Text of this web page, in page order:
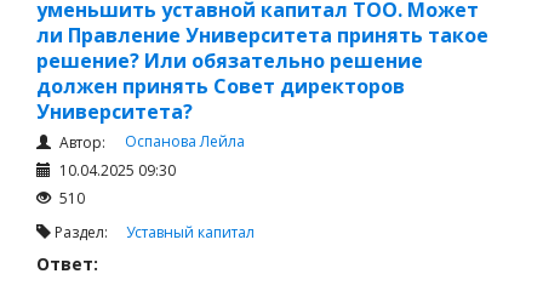
уменьшить уставной капитал ТОО. Может
ли Правление Университета принять такое
решение? Или обязательно решение
должен принять Совет директоров
Университета?
Автор:
Оспанова Лейла
10.04.2025 09:30
510
Раздел: Уставный капитал
Ответ: